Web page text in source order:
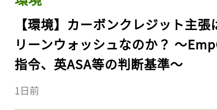
【環境】カーボンクレジット主張
リーンウォッシュなのか？ 〜
指令、英ASA等の判断基準〜
1日前